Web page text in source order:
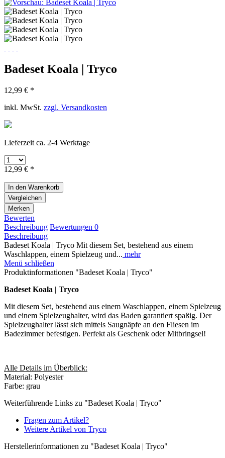
Badeset Koala | Tryco
12,99 € *
inkl. MwSt. zzgl. Versandkosten
Lieferzeit ca. 2-4 Werktage
12,99 € *
In den Warenkorb
Vergleichen
Merken
Bewerten
Beschreibung Bewertungen 0
Beschreibung
Badeset Koala | Tryco Mit diesem Set, bestehend aus einem
Waschlappen, einem Spielzeug und... mehr
Menü schließen
Produktinformationen "Badeset Koala | Tryco"
Badeset Koala | Tryco
Mit diesem Set, bestehend aus einem Waschlappen, einem Spielzeug
und einem Spielzeughalter, wird das Baden garantiert spaßig. Der
Spielzeughalter lässt sich mittels Saugnäpfe an den Fliesen im
Badezimmer befestigen. Perfekt als Geschenk oder Mitbringsel!
Alle Details im Überblick:
Material: Polyester
Farbe: grau
Weiterführende Links zu "Badeset Koala | Tryco"
Fragen zum Artikel?
Weitere Artikel von Tryco
Herstellerinformationen zu "Badeset Koala | Tryco"